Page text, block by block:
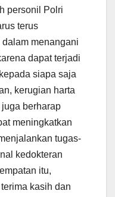
personil Polri
terus
menangani
dapat terjadi
siapa saja
kerugian harta
berharap
meningkatkan
tugas-
kedokteran
itu,
kasih dan